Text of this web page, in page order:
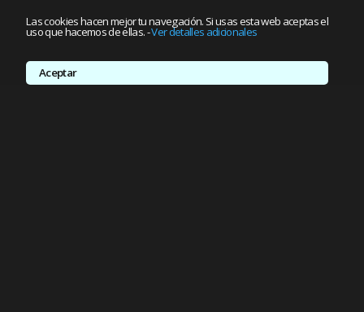
Las cookies hacen mejor tu navegación. Si usas esta web aceptas el
uso que hacemos de ellas.-Ver detalles adicionales
Aceptar